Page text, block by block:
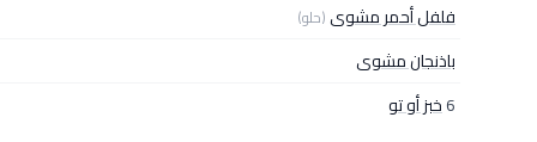
فلفل أحمر مشوى(حلو)
باذنجان مشوى
6خبز أو تو